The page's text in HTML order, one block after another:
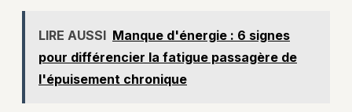
LIRE AUSSI Manque d'énergie : 6 signes
pour différencier la fatigue passagère de
l'épuisement chronique